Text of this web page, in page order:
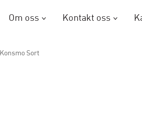
Om oss Kontakt oss
Konsmo Sort